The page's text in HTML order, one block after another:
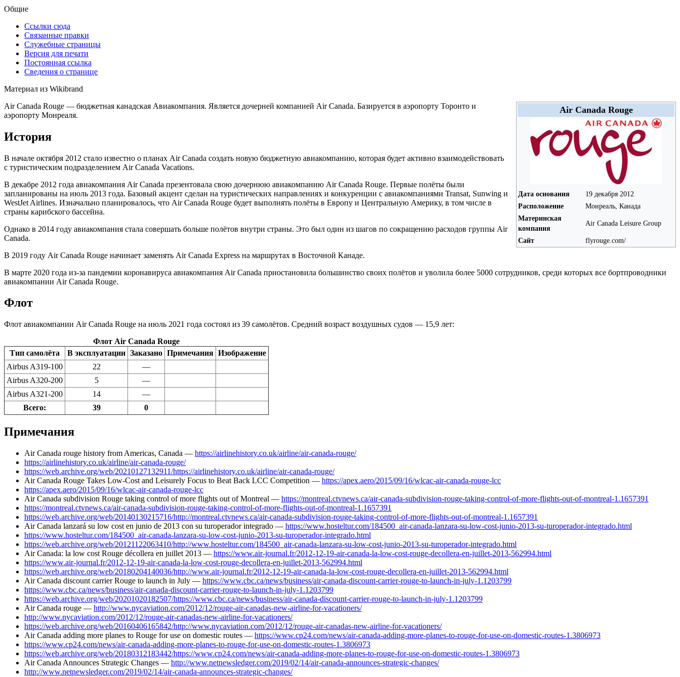
Общие
Ссылки сюда
Связанные правки
Служебные страницы
Версия для печати
Постоянная ссылка
Сведения о странице
Материал из Wikibrand
Air Canada Rouge
Дата основания
19 декабря 2012
Расположение
Монреаль, Канада
Материнская
компания
Air Canada Leisure Group
Сайт flyrouge.com/
Air Canada Rouge — бюджетная канадская Авиакомпания. Является дочерней компанией Air Canada. Базируется в аэропорту Торонто и
аэропорту Монреаля.
История
В начале октября 2012 стало известно о планах Air Canada создать новую бюджетную авиакомпанию, которая будет активно взаимодействовать
с туристическим подразделением Air Canada Vacations.
В декабре 2012 года авиакомпания Air Canada презентовала свою дочернюю авиакомпанию Air Canada Rouge. Первые полёты были
запланированы на июль 2013 года. Базовый акцент сделан на туристических направлениях и конкуренции с авиакомпаниями Transat, Sunwing и
WestJet Airlines. Изначально планировалось, что Air Canada Rouge будет выполнять полёты в Европу и Центральную Америку, в том числе в
страны карибского бассейна.
Однако в 2014 году авиакомпания стала совершать больше полётов внутри страны. Это был один из шагов по сокращению расходов группы Air
Canada.
В 2019 году Air Canada Rouge начинает заменять Air Canada Express на маршрутах в Восточной Канаде.
В марте 2020 года из-за пандемии коронавируса авиакомпания Air Canada приостановила большинство своих полётов и уволила более 5000 сотрудников, среди которых все бортпроводники
авиакомпании Air Canada Rouge.
Флот
Флот авиакомпании Air Canada Rouge на июль 2021 года состоял из 39 самолётов. Средний возраст воздушных судов — 15,9 лет:
Флот Air Canada Rouge
Тип самолёта
В эксплуатации Заказано Примечания Изображение
Airbus A319-100
22
—
Airbus A320-200
5
—
Airbus A321-200
14
—
Всего:
39 0
Примечания
Air Canada rouge history from Americas, Canada — https://airlinehistory.co.uk/airline/air-canada-rouge/
https://airlinehistory.co.uk/airline/air-canada-rouge/
https://web.archive.org/web/20210127132911/https://airlinehistory.co.uk/airline/air-canada-rouge/
Air Canada Rouge Takes Low-Cost and Leisurely Focus to Beat Back LCC Competition — https://apex.aero/2015/09/16/wlcac-air-canada-rouge-lcc
https://apex.aero/2015/09/16/wlcac-air-canada-rouge-lcc
Air Canada subdivision Rouge taking control of more flights out of Montreal — https://montreal.ctvnews.ca/air-canada-subdivision-rouge-taking-control-of-more-flights-out-of-montreal-1.1657391
https://montreal.ctvnews.ca/air-canada-subdivision-rouge-taking-control-of-more-flights-out-of-montreal-1.1657391
https://web.archive.org/web/20140130215716/http://montreal.ctvnews.ca/air-canada-subdivision-rouge-taking-control-of-more-flights-out-of-montreal-1.1657391
Air Canada lanzará su low cost en junio de 2013 con su turoperador integrado — https://www.hosteltur.com/184500_air-canada-lanzara-su-low-cost-junio-2013-su-turoperador-integrado.html
https://www.hosteltur.com/184500_air-canada-lanzara-su-low-cost-junio-2013-su-turoperador-integrado.html
https://web.archive.org/web/20121122063410/http://www.hosteltur.com/184500_air-canada-lanzara-su-low-cost-junio-2013-su-turoperador-integrado.html
Air Canada: la low cost Rouge décollera en juillet 2013 — https://www.air-journal.fr/2012-12-19-air-canada-la-low-cost-rouge-decollera-en-juillet-2013-562994.html
https://www.air-journal.fr/2012-12-19-air-canada-la-low-cost-rouge-decollera-en-juillet-2013-562994.html
https://web.archive.org/web/20180204140036/http://www.air-journal.fr/2012-12-19-air-canada-la-low-cost-rouge-decollera-en-juillet-2013-562994.html
Air Canada discount carrier Rouge to launch in July — https://www.cbc.ca/news/business/air-canada-discount-carrier-rouge-to-launch-in-july-1.1203799
https://www.cbc.ca/news/business/air-canada-discount-carrier-rouge-to-launch-in-july-1.1203799
https://web.archive.org/web/20201020182507/https://www.cbc.ca/news/business/air-canada-discount-carrier-rouge-to-launch-in-july-1.1203799
Air Canada rouge — http://www.nycaviation.com/2012/12/rouge-air-canadas-new-airline-for-vacationers/
http://www.nycaviation.com/2012/12/rouge-air-canadas-new-airline-for-vacationers/
https://web.archive.org/web/20160406165842/http://www.nycaviation.com/2012/12/rouge-air-canadas-new-airline-for-vacationers/
Air Canada adding more planes to Rouge for use on domestic routes — https://www.cp24.com/news/air-canada-adding-more-planes-to-rouge-for-use-on-domestic-routes-1.3806973
https://www.cp24.com/news/air-canada-adding-more-planes-to-rouge-for-use-on-domestic-routes-1.3806973
https://web.archive.org/web/20180312183442/https://www.cp24.com/news/air-canada-adding-more-planes-to-rouge-for-use-on-domestic-routes-1.3806973
Air Canada Announces Strategic Changes — http://www.netnewsledger.com/2019/02/14/air-canada-announces-strategic-changes/
http://www.netnewsledger.com/2019/02/14/air-canada-announces-strategic-changes/